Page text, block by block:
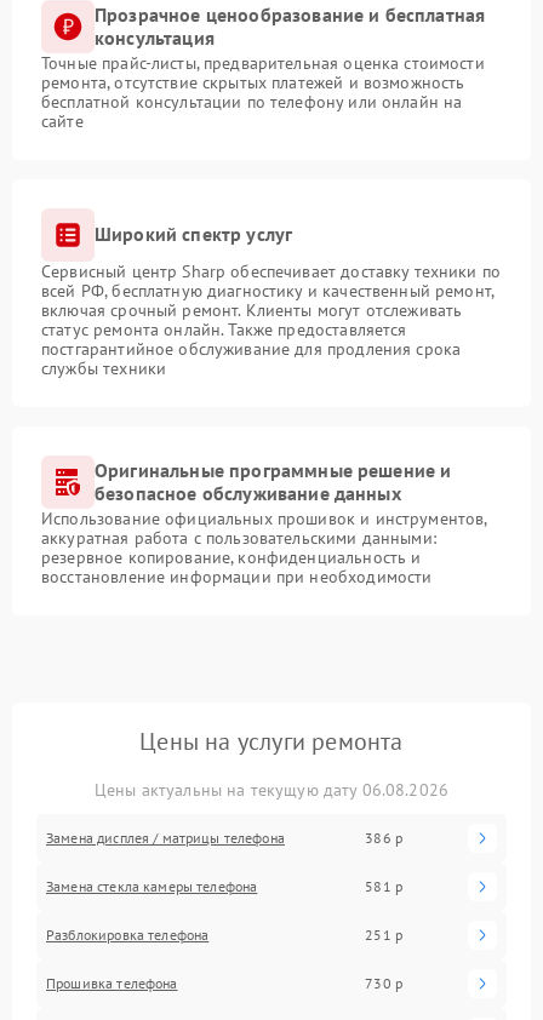
Прозрачное ценообразование и бесплатная
консультация
Точные прайс-листы, предварительная оценка стоимости
ремонта, отсутствие скрытых платежей и возможность
бесплатной консультации по телефону или онлайн на
сайте
Широкий спектр услуг
Сервисный центр Sharp обеспечивает доставку техники по
всей РФ, бесплатную диагностику и качественный ремонт,
включая срочный ремонт. Клиенты могут отслеживать
статус ремонта онлайн. Также предоставляется
постгарантийное обслуживание для продления срока
службы техники
Оригинальные программные решение и
безопасное обслуживание данных
Использование официальных прошивок и инструментов,
аккуратная работа с пользовательскими данными:
резервное копирование, конфиденциальность и
восстановление информации при необходимости
Цены на услуги ремонта
Цены актуальны на текущую дату 06.08.2026
Замена дисплея / матрицы телефона 386 р
Замена стекла камеры телефона 581 р
Разблокировка телефона 251 р
Прошивка телефона 730 р